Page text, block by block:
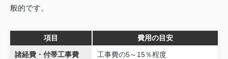
般的です。
項目 費用の目安
諸経費・付帯工事費 工事費の5～15％程度